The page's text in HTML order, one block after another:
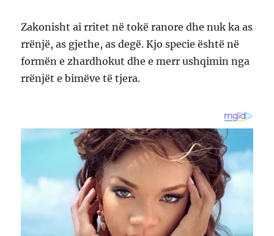
Zakonisht ai rritet në tokë ranore dhe nuk ka as
rrënjë, as gjethe, as degë. Kjo specie është në
formën e zhardhokut dhe e merr ushqimin nga
rrënjët e bimëve të tjera.